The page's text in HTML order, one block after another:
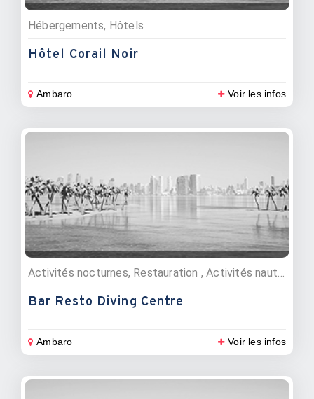
Hébergements, Hôtels
Hôtel Corail Noir
Ambaro Voir les infos
Activités nocturnes, Restauration , Activités nautiques, Bars, Restaurants, Plongée sous marine
Bar Resto Diving Centre
Ambaro Voir les infos